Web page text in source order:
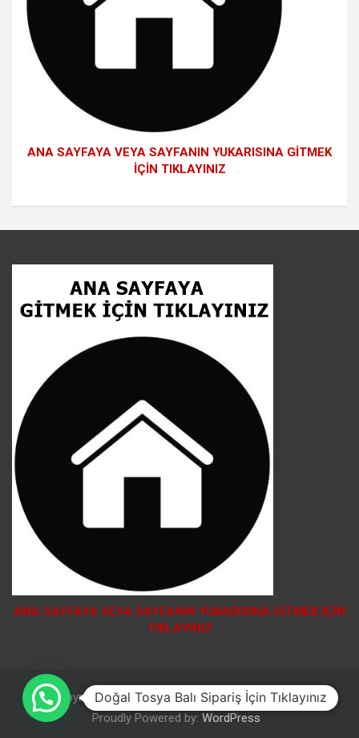
ANA SAYFAYA VEYA SAYFANIN YUKARISINA GİTMEK
İÇİN TIKLAYINIZ
ANA SAYFAYA VEYA SAYFANIN YUKARISINA GİTMEK İÇİN
TIKLAYINIZ
Copyright © 2026 Theme by:Theme Horse
Proudly Powered by: WordPress
Doğal Tosya Balı Sipariş İçin Tıklayınız